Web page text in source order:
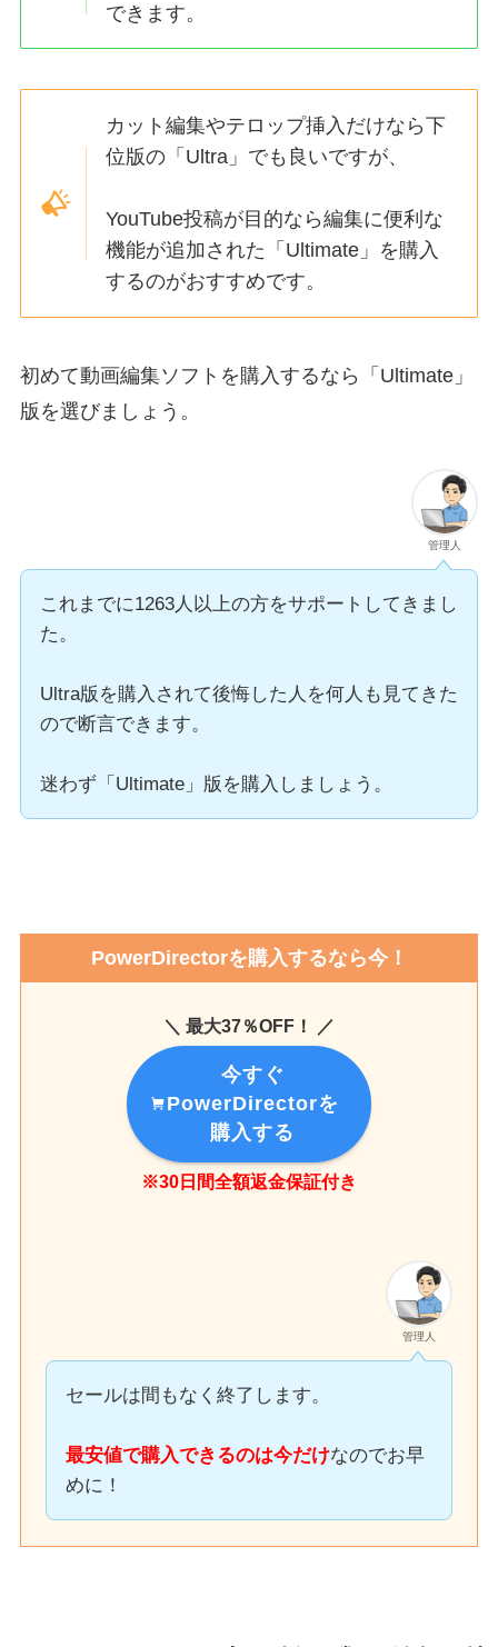
できます。
カット編集やテロップ挿入だけなら下
位版の「Ultra」でも良いですが、
YouTube投稿が目的なら編集に便利な
機能が追加された「Ultimate」を購入
するのがおすすめです。
初めて動画編集ソフトを購入するなら「Ultimate」
版を選びましょう。
管理人
これまでに1263人以上の方をサポートしてきまし
た。
Ultra版を購入されて後悔した人を何人も見てきた
ので断言できます。
迷わず「Ultimate」版を購入しましょう。
PowerDirectorを購入するなら今！
＼ 最大37％OFF！ ／
今すぐ
PowerDirectorを
購入する
※30日間全額返金保証付き
管理人
セールは間もなく終了します。
最安値で購入できるのは今だけなのでお早
めに！